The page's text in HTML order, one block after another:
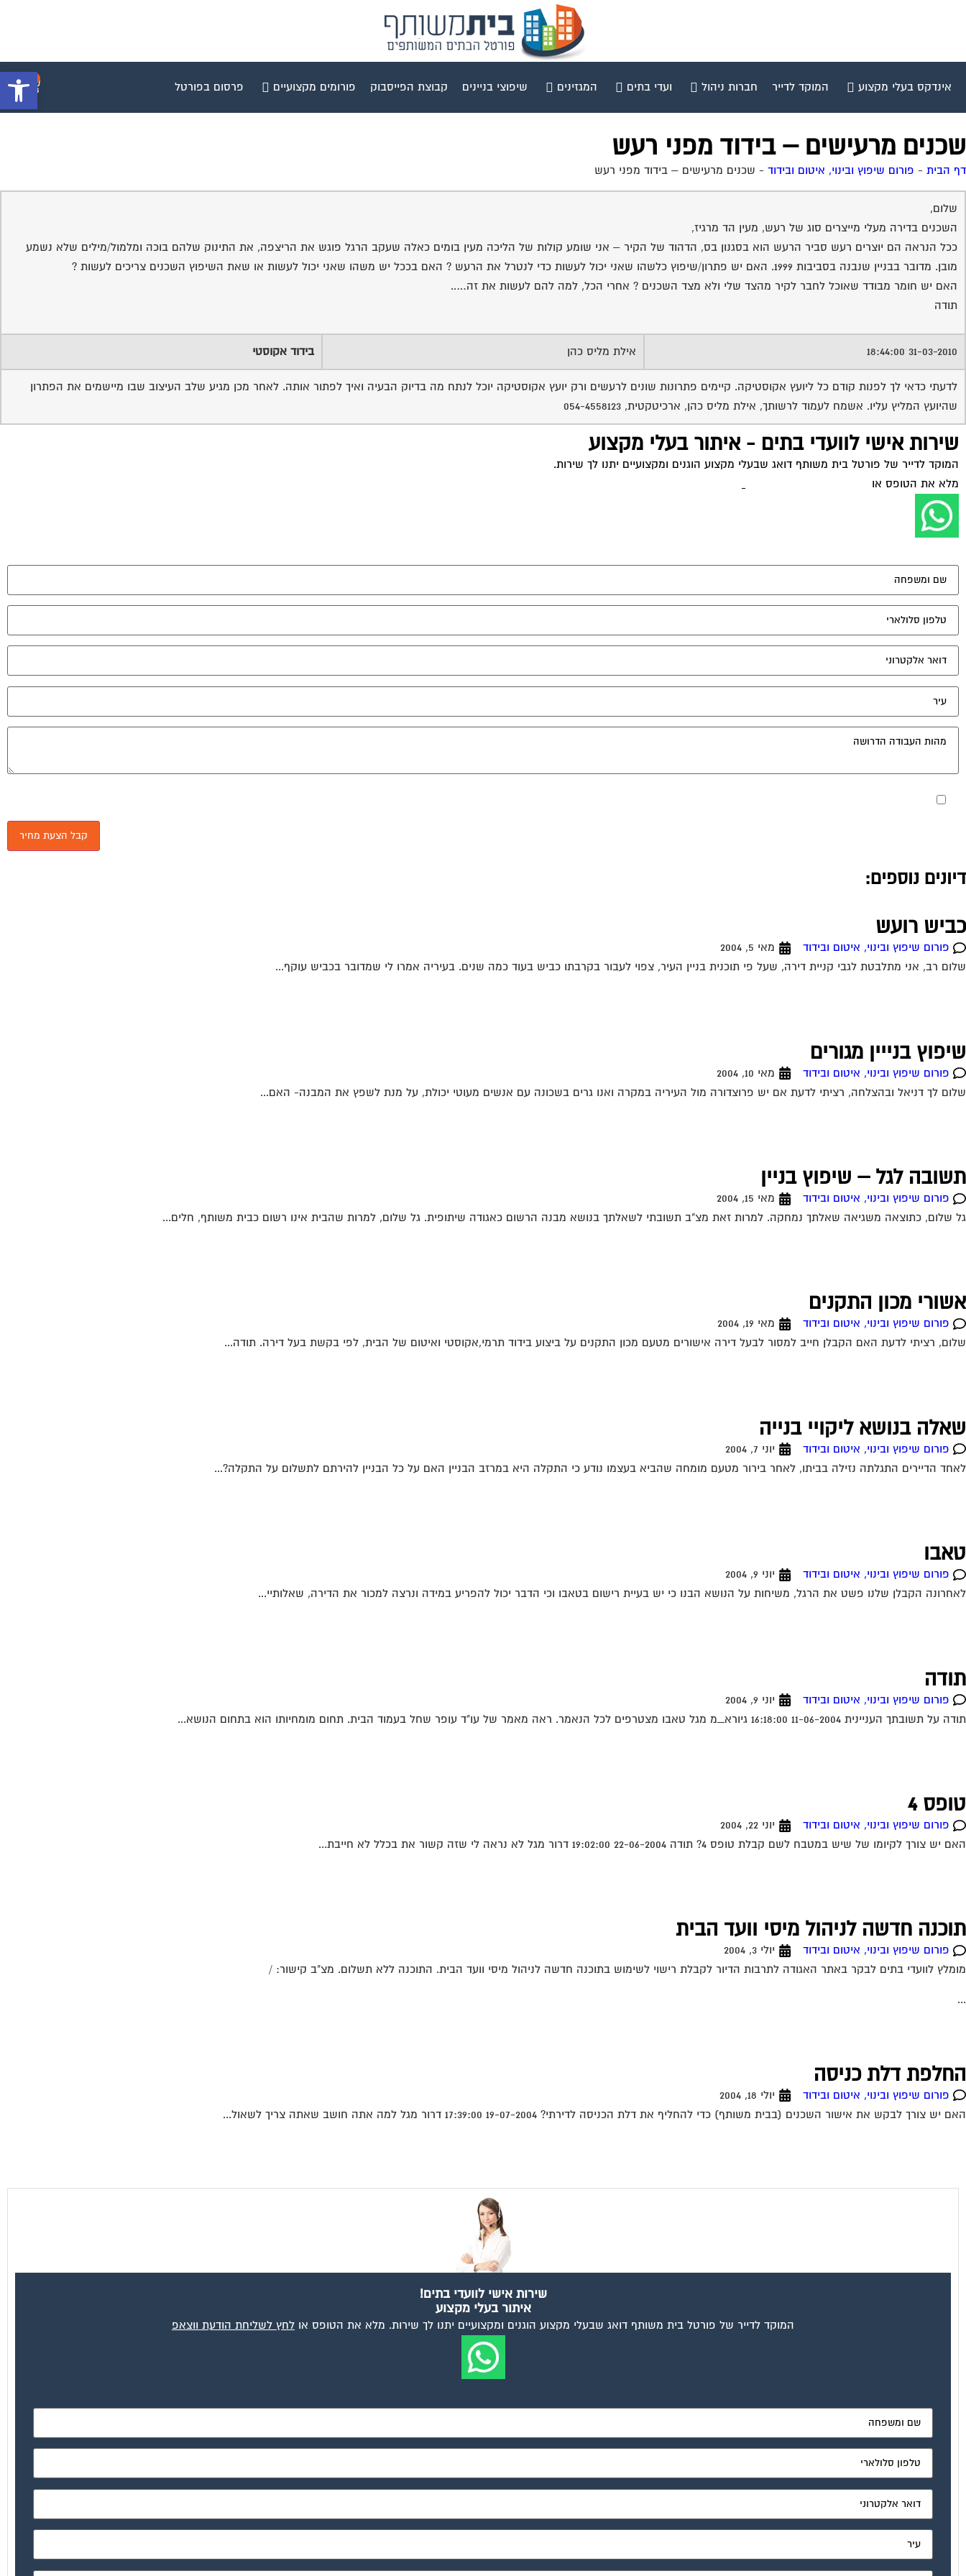
פתח אינדקס בעלי מקצוע המוקד לדייר חברות ניהול ועדי בתים המגזינים שיפוצי בניינים קבוצת הפייסבוק פורומים מקצועיים פרסום בפורטל
שכנים מרעישים – בידוד מפני רעש
דף הבית - פורום שיפוץ ובינוי, איטום ובידוד - שכנים מרעישים – בידוד מפני רעש
שלום,
השכנים בדירה מעלי מייצרים סוג של רעש, מעין הד מרגיז,
ככל הנראה הם יוצרים רעש סביר הרעש הוא בסגנון בס, הדהוד של הקיר – אני שומע קולות של הליכה מעין בומים כאלה שעקב הרגל פוגש את הריצפה, את התינוק שלהם בוכה ומלמול/מילים שלא נשמע
מובן. מדובר בבניין שנבנה בסביבות 1999. האם יש פתרון/שיפוץ כלשהו שאני יכול לעשות כדי לנטרל את הרעש ? האם בככל יש משהו שאני יכול לעשות או שאת השיפוץ השכנים צריכים לעשות ?
האם יש חומר מבודד שאוכל לחבר לקיר מהצד שלי ולא מצד השכנים ? אחרי הכל, למה להם לעשות את זה…..
תודה
31-03-2010 18:44:00 אילת מליס כהן בידוד אקוסטי
לדעתי כדאי לך לפנות קודם כל ליועץ אקוסטיקה. קיימים פתרונות שונים לרעשים ורק יועץ אקוסטיקה יוכל לנתח מה בדיוק הבעיה ואיך לפתור אותה. לאחר מכן מגיע שלב העיצוב שבו מיישמים את הפתרון
שהיועץ המליץ עליו. אשמח לעמוד לרשותך, אילת מליס כהן, ארכיטקטית, 054-4558123
שירות אישי לוועדי בתים - איתור בעלי מקצוע
המוקד לדייר של פורטל בית משותף דואג שבעלי מקצוע הוגנים ומקצועיים יתנו לך שירות.
מלא את הטופס או
דיונים נוספים:
כביש רועש
פורום שיפוץ ובינוי, איטום ובידוד
מאי 5, 2004
שלום רב, אני מתלבטת לגבי קניית דירה, שעל פי תוכנית בניין העיר, צפוי לעבור בקרבתו כביש בעוד כמה שנים. בעיריה אמרו לי שמדובר בכביש עוקף...
שיפוץ בנייין מגורים
פורום שיפוץ ובינוי, איטום ובידוד
מאי 10, 2004
שלום לך דניאל ובהצלחה, רציתי לדעת אם יש פרוצדורה מול העיריה במקרה ואנו גרים בשכונה עם אנשים מעוטי יכולת, על מנת לשפץ את המבנה- האם...
תשובה לגל – שיפוץ בניין
פורום שיפוץ ובינוי, איטום ובידוד
מאי 15, 2004
גל שלום, כתוצאה משגיאה שאלתך נמחקה. למרות זאת מצ"ב תשובתי לשאלתך בנושא מבנה הרשום כאגודה שיתופית. גל שלום, למרות שהבית אינו רשום כבית משותף, חלים...
אשורי מכון התקנים
פורום שיפוץ ובינוי, איטום ובידוד
מאי 19, 2004
שלום, רציתי לדעת האם הקבלן חייב למסור לבעל דירה אישורים מטעם מכון התקנים על ביצוע בידוד תרמי,אקוסטי ואיטום של הבית, לפי בקשת בעל דירה. תודה...
שאלה בנושא ליקויי בנייה
פורום שיפוץ ובינוי, איטום ובידוד
יוני 7, 2004
לאחד הדיירים התגלתה נזילה בביתו, לאחר בירור מטעם מומחה שהביא בעצמו נודע כי התקלה היא במרזב הבניין האם על כל הבניין להירתם לתשלום על התקלה?...
טאבו
פורום שיפוץ ובינוי, איטום ובידוד
יוני 9, 2004
לאחרונה הקבלן שלנו פשט את הרגל, משיחות על הנושא הבנו כי יש בעיית רישום בטאבו וכי הדבר יכול להפריע במידה ונרצה למכור את הדירה, שאלותיי...
תודה
פורום שיפוץ ובינוי, איטום ובידוד
יוני 9, 2004
תודה על תשובתך העניינית 11-06-2004 16:18:00 גיורא_מ מגל טאבו מצטרפים לכל הנאמר. ראה מאמר של עו"ד עופר שחל בעמוד הבית. תחום מומחיותו הוא בתחום הנושא...
טופס 4
פורום שיפוץ ובינוי, איטום ובידוד
יוני 22, 2004
האם יש צורך לקיומו של שיש במטבח לשם קבלת טופס 4? תודה 22-06-2004 19:02:00 דרור מגל לא נראה לי שזה קשור את בכלל לא חייבת...
תוכנה חדשה לניהול מיסי וועד הבית
פורום שיפוץ ובינוי, איטום ובידוד
יולי 3, 2004
מומלץ לוועדי בתים לבקר באתר האגודה לתרבות הדיור לקבלת רישוי לשימוש בתוכנה חדשה לניהול מיסי וועד הבית. התוכנה ללא תשלום. מצ"ב קישור: /
...
החלפת דלת כניסה
פורום שיפוץ ובינוי, איטום ובידוד
יולי 18, 2004
האם יש צורך לבקש את אישור השכנים (בבית משותף) כדי להחליף את דלת הכניסה לדירתי? 19-07-2004 17:39:00 דרור מגל למה אתה חושב שאתה צריך לשאול...
שירות אישי לוועדי בתים!
איתור בעלי מקצוע
המוקד לדייר של פורטל בית משותף דואג שבעלי מקצוע הוגנים ומקצועיים יתנו לך שירות. מלא את הטופס או לחץ לשליחת הודעת ווצאפ